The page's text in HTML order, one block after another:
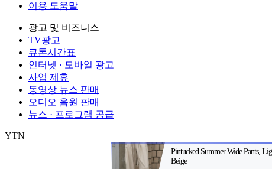
이용 도움말
광고 및 비즈니스
TV광고
큐톤시간표
인터넷 · 모바일 광고
사업 제휴
동영상 뉴스 판매
오디오 음원 판매
뉴스 · 프로그램 공급
YTN
서울특별시 마포구 상암산로 76 (상암동) 대표전화:
서울특별시 마포구 상암산로 76 (상암동) 등록번호: 서